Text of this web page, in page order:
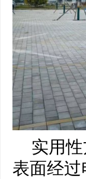
实用
表面经